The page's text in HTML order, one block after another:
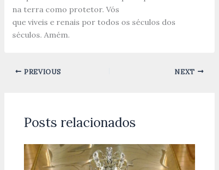
na terra como protetor. Vós
que viveis e renais por todos os séculos dos
séculos. Amém.
PREVIOUS NEXT
Posts relacionados